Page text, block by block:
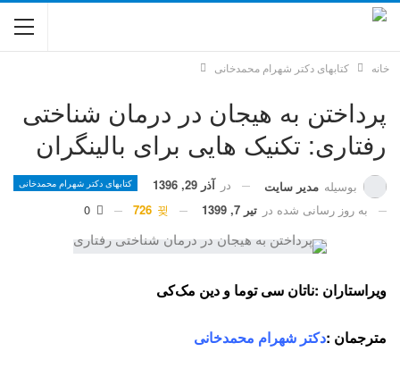
خانه کتابهای دکتر شهرام محمدخانی
پرداختن به هیجان در درمان شناختی
رفتاری: تکنیک هایی برای بالینگران
کتابهای دکتر شهرام محمدخانی بوسیله مدیر سایت در آذر 29, 1396
به روز رسانی شده در تیر 7, 1399
ویراستاران :ناتان سی توما و دین مک‌کی
مترجمان :دکتر شهرام محمدخانی